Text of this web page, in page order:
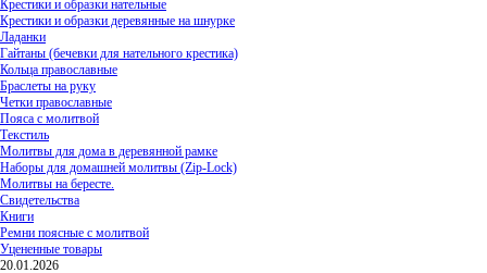
Крестики и образки нательные
Крестики и образки деревянные на шнурке
Ладанки
Гайтаны (бечевки для нательного крестика)
Кольца православные
Браслеты на руку
Четки православные
Пояса с молитвой
Текстиль
Молитвы для дома в деревянной рамке
Наборы для домашней молитвы (Zip-Lock)
Молитвы на бересте.
Свидетельства
Книги
Ремни поясные с молитвой
Уцененные товары
20.01.2026